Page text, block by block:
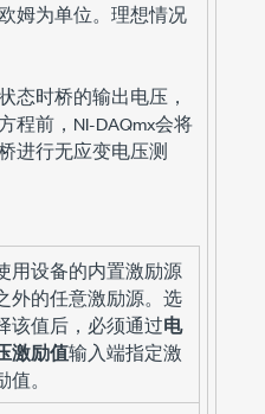
姆为单位。理想情况
态时桥的输出电压，
程前，NI-DAQmx会将
进行无应变电压测
用设备的内置激励源
外的任意激励源。选
该值后，必须通过电
激励值输入端指定激
值。